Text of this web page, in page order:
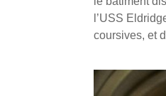
l’USS
coursives, et